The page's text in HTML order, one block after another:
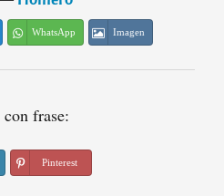
WhatsApp Imagen
frase:
Pinterest